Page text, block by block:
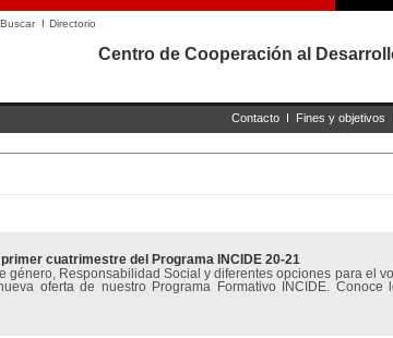
BuscarI Directorio
Centro de Cooperación al
Contacto I Fines y objetivos
cuatrimestre del Programa INCIDE 20-21
género, Responsabilidad Social y diferentes opciones para el
oferta de nuestro Programa Formativo INCIDE. Conoce